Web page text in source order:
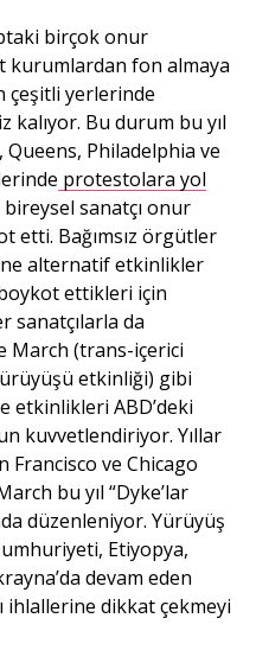
birçok onur
kurumlardan fon almaya
çeşitli yerlerinde
kalıyor. Bu durum bu yıl
Philadelphia ve
protestolara yol
sanatçı onur
etti. Bağımsız örgütler
alternatif etkinlikler
ettikleri için
sanatçılarla da
March (trans-içerici
etkinliği) gibi
ABD’deki
kuvvetlendiriyor. Yıllar
Francisco ve Chicago
bu yıl “Dyke’lar
düzenleniyor. Yürüyüş
Etiyopya,
devam eden
ihlallerine dikkat çekmeyi